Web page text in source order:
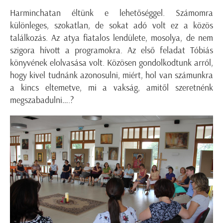
Harminchatan éltünk e lehetőséggel. Számomra
különleges, szokatlan, de sokat adó volt ez a közös
találkozás. Az atya fiatalos lendülete, mosolya, de nem
szigora hívott a programokra. Az első feladat Tóbiás
könyvének elolvasása volt. Közösen gondolkodtunk arról,
hogy kivel tudnánk azonosulni, miért, hol van számunkra
a kincs eltemetve, mi a vakság, amitől szeretnénk
megszabadulni….?